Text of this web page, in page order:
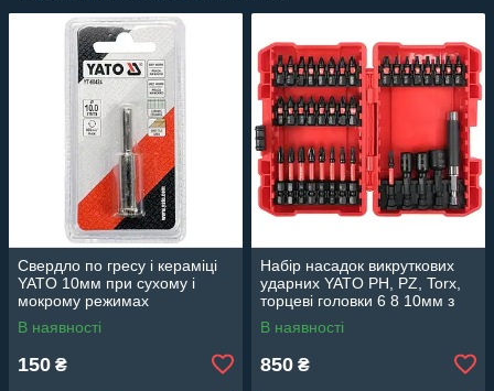
Свердло по гресу і кераміці
YATO 10мм при сухому і
мокрому режимах
В наявності
150 ₴
Набір насадок викруткових
ударних YATO РН, PZ, Torx,
торцеві головки 6 8 10мм з
тримачем 1/4" 37 елем.
В наявності
850 ₴